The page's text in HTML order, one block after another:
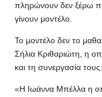
πληρώνουν δεν ξέρω
γίνουν μοντέλο.
Το μοντέλο δεν το
Σήλια Κριθαριώτη, η
και τη συνεργασία τους:
«Η Ιωάννα Μπέλλα η